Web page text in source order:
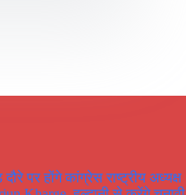
दौरे पर होंगे कांग्रेस राष्ट्रीय अध्यक्ष